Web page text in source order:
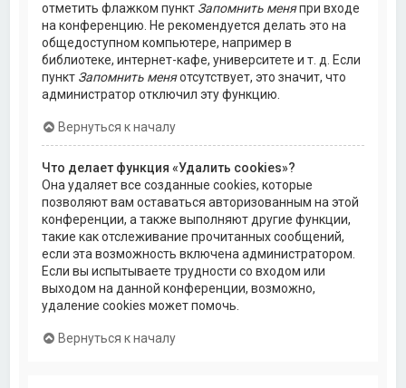
отметить флажком пункт Запомнить меняпри входе
на конференцию. Не рекомендуется делать это на
общедоступном компьютере, например в
библиотеке, интернет-кафе, университете и т. д. Если
пункт Запомнить меняотсутствует, это значит, что
администратор отключил эту функцию.
Вернуться к началу
Что делает функция «Удалить cookies»?
Она удаляет все созданные cookies, которые
позволяют вам оставаться авторизованным на этой
конференции, а также выполняют другие функции,
такие как отслеживание прочитанных сообщений,
если эта возможность включена администратором.
Если вы испытываете трудности со входом или
выходом на данной конференции, возможно,
удаление cookies может помочь.
Вернуться к началу